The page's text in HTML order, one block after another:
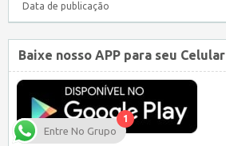
Data de publicação
Baixe nosso APP para seu Celular
1
Entre No Grupo